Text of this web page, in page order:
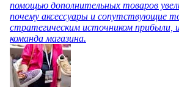
помощью дополнительных товаров
почему аксессуары и сопутствующие
стратегическим источником прибыли,
команда магазина.